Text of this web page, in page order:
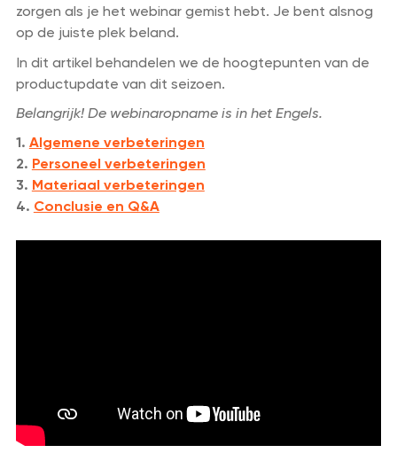
zorgen als je het webinar gemist hebt. Je bent alsnog
op de juiste plek beland.
In dit artikel behandelen we de hoogtepunten van de
productupdate van dit seizoen.
Belangrijk! De webinaropname is in het Engels.
1. Algemene verbeteringen
2. Personeel verbeteringen
3. Materiaal verbeteringen
4. Conclusie en Q&A